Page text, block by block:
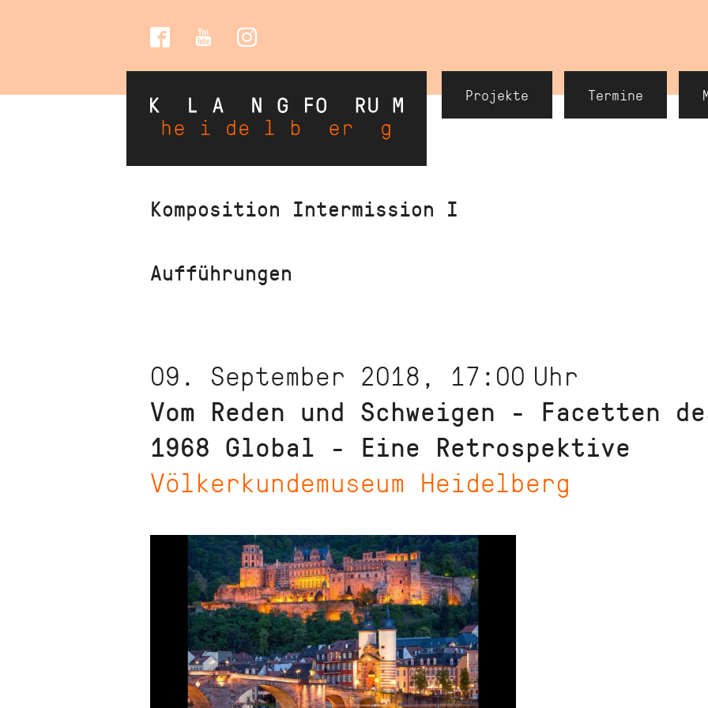
Social
Header
Navigation
Projekte Termine
Komposition Intermission I
Aufführungen
09. September 2018, 17:00 Uhr
Vom Reden und Schweigen - Facetten
1968 Global - Eine Retrospektive
Völkerkundemuseum Heidelberg